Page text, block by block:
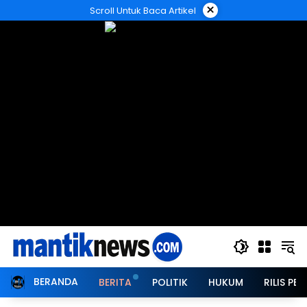
ke
Scroll Untuk Baca Artikel ×
BERANDA BERITA POLITIK HUKUM RILIS